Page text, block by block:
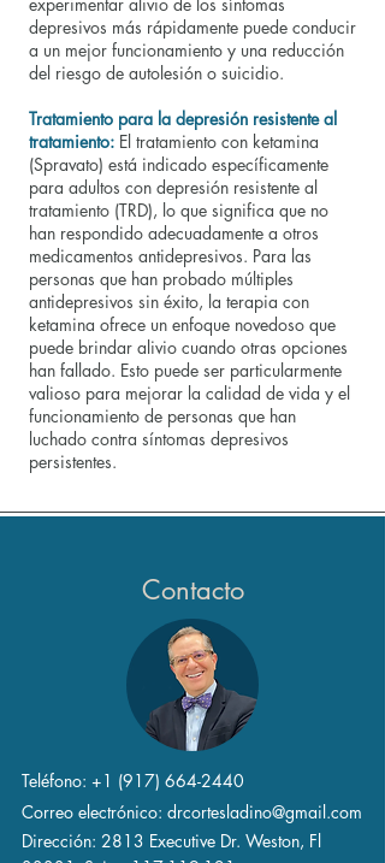
depresivos más rápidamente puede conducir
a un mejor funcionamiento y una reducción
del riesgo de autolesión o suicidio.
Tratamiento para la depresión resistente al
tratamiento: El tratamiento con ketamina
(Spravato) está indicado específicamente
para adultos con depresión resistente al
tratamiento (TRD), lo que significa que no
han respondido adecuadamente a otros
medicamentos antidepresivos. Para las
personas que han probado múltiples
antidepresivos sin éxito, la terapia con
ketamina ofrece un enfoque novedoso que
puede brindar alivio cuando otras opciones
han fallado. Esto puede ser particularmente
valioso para mejorar la calidad de vida y el
funcionamiento de personas que han
luchado contra síntomas depresivos
persistentes.
Contacto
Teléfono: +1 (917) 664-2440
Correo electrónico: drcortesladino@gmail.com
Dirección: 2813 Executive Dr. Weston, Fl